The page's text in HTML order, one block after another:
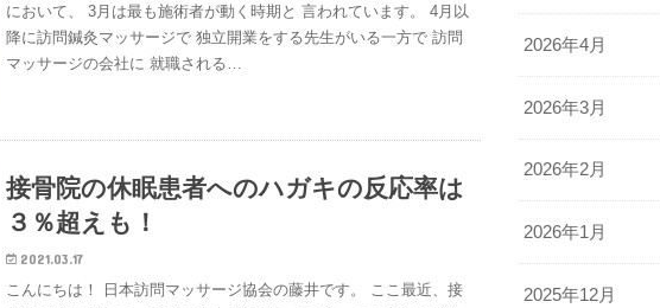
において、 3月は最も施術者が動く時期と 言われています。 4月以
降に訪問鍼灸マッサージで 独立開業をする先生がいる一方で 訪問
マッサージの会社に 就職される…
接骨院の休眠患者へのハガキの反応率は
３％超えも！
2021.03.17
こんにちは！ 日本訪問マッサージ協会の藤井です。 ここ最近、接
2026年4月
2026年3月
2026年2月
2026年1月
2025年12月